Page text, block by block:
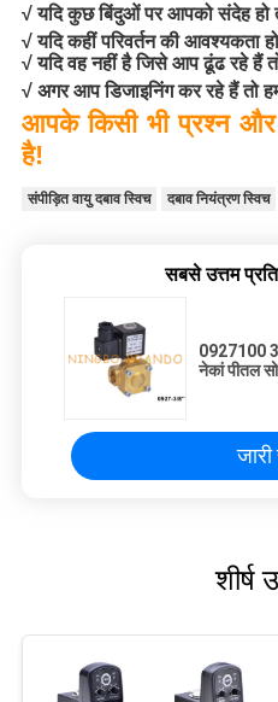
√ यदि कुछ बिंदुओं पर आपको संदेह हो
√ यदि कहीं परिवर्तन की आवश्यकता
√ यदि वह नहीं है जिसे आप ढूंढ रहे हैं
√ अगर आप डिजाइनिंग कर रहे हैं तो
आपके किसी भी प्रश्न
है!
संपीड़ित वायु दबाव स्विच दबाव नियंत्रण स्विच
सबसे उत्तम
0927100
नेकां पीतल
शीर्ष